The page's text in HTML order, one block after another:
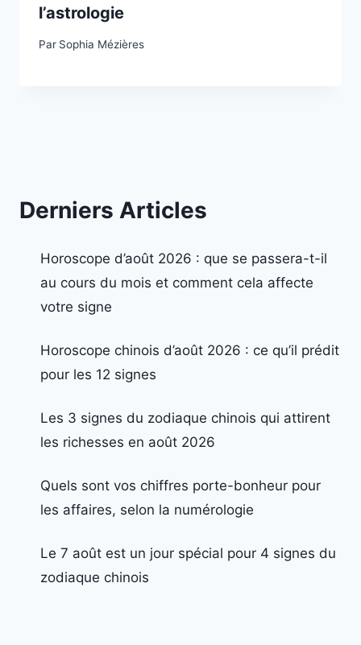
l’astrologie
Par Sophia Mézières
Derniers Articles
Horoscope d’août 2026 : que se passera-t-il
au cours du mois et comment cela affecte
votre signe
Horoscope chinois d’août 2026 : ce qu’il prédit
pour les 12 signes
Les 3 signes du zodiaque chinois qui attirent
les richesses en août 2026
Quels sont vos chiffres porte-bonheur pour
les affaires, selon la numérologie
Le 7 août est un jour spécial pour 4 signes du
zodiaque chinois